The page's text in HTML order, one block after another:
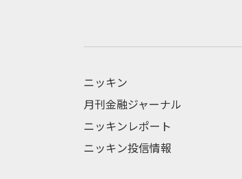
ニッキン
月刊金融ジャーナル
ニッキンレポート
ニッキン投信情報